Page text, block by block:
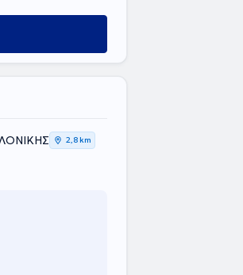
2,8 km